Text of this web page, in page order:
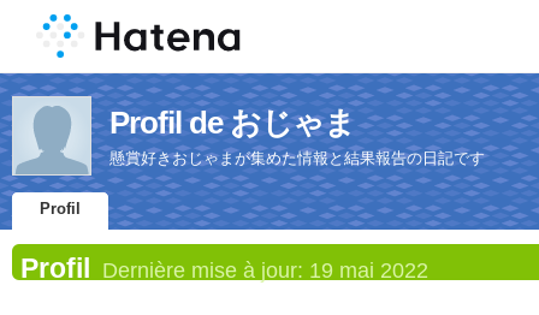
Profil de おじゃま
懸賞好きおじゃまが集めた情報と結果報告の日記です
Profil
Profil Dernière mise à jour: 19 mai 2022